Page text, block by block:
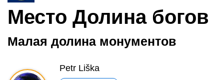
Место Долина богов
Малая долина монументов
Petr Liška